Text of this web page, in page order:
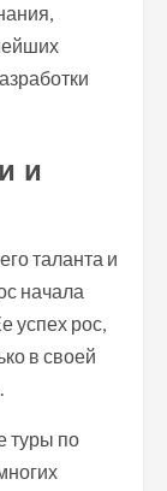
и
таланта и
начала
успех рос,
в своей
туры по